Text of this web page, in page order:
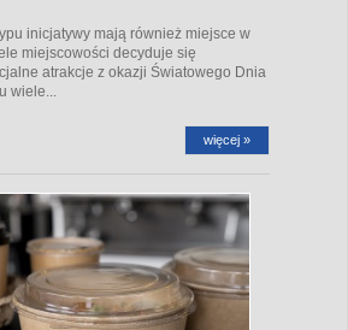
inicjatywy mają również miejsce w
miejscowości decyduje się
atrakcje z okazji Światowego Dnia
wiele...
więcej »